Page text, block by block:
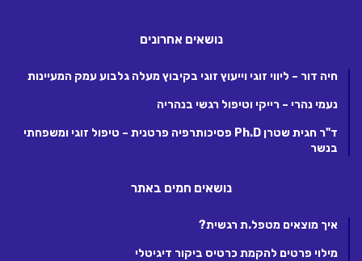
נושאים אחרונים
חיה דור – ליווי זוגי וייעוץ זוגי בקיבוץ מעלה גלבוע עמק המעיינות
נעמי נהרי – רייקי וטיפול רגשי בנהריה
ד"ר חגית שטרן Ph.D פסיכותרפיה פרטנית – טיפול זוגי ומשפחתי
בנשר
נושאים חמים באתר
איך מוצאים מטפל.ת רגשית?
מילוי פרטים להקמת כרטיס ביקור דיגיטלי